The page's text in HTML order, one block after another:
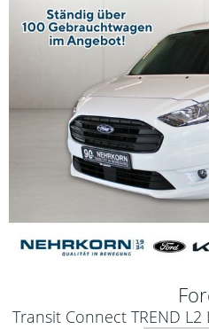
Transit Connect TREND L2